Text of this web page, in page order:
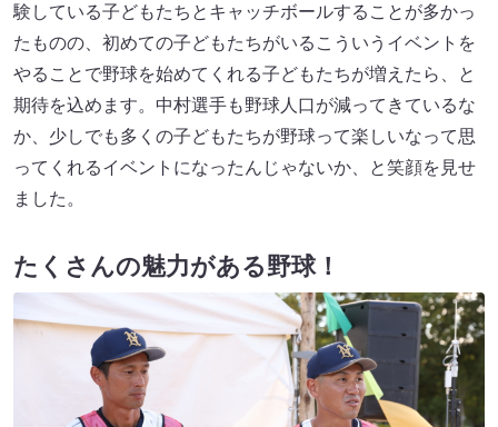
験している子どもたちとキャッチボールすることが多かっ
たものの、初めての子どもたちがいるこういうイベントを
やることで野球を始めてくれる子どもたちが増えたら、と
期待を込めます。中村選手も野球人口が減ってきているな
か、少しでも多くの子どもたちが野球って楽しいなって思
ってくれるイベントになったんじゃないか、と笑顔を見せ
ました。
たくさんの魅力がある野球！